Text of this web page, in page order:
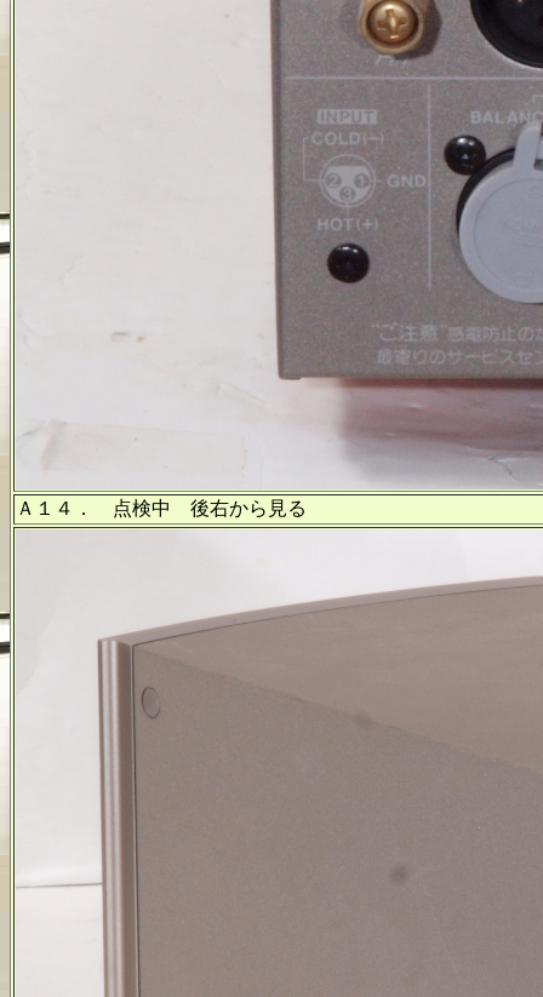
Ａ１４． 点検中 後右から見る